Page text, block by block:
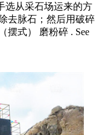
选从采石场运来的方
去脉石；然后用破碎
摆式） 磨粉碎 . See